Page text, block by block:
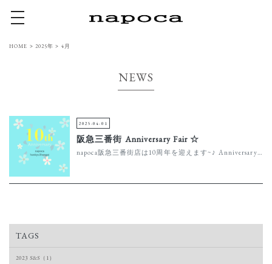
toggle navigation
HOME > 2025年 > 4月
NEWS
2025-04-01
阪急三番街 Anniversary Fair ☆
napoca阪急三番街店は10周年を迎えます~♪ AnniversaryFairを開催します 4/11(fri)~4/20(sun) メルマガ会員様限定￥1.000&￥2.000OFFクーポン！ 4/2...
TAGS
2023 S&S（1）